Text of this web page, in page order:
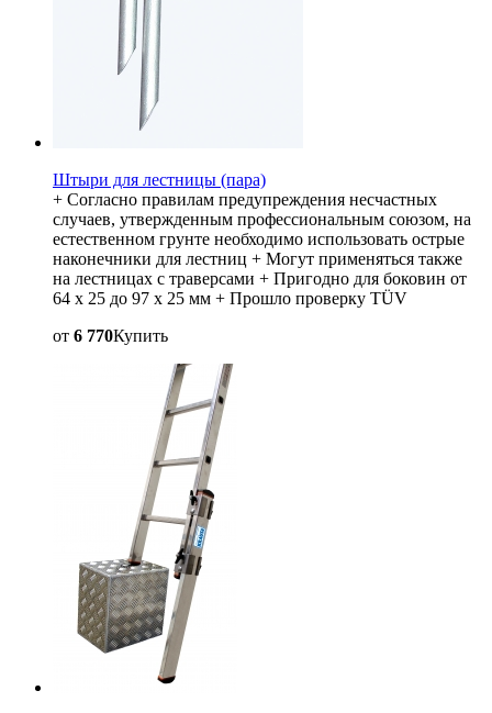
Штыри для лестницы (пара)
+ Согласно правилам предупреждения несчастных
случаев, утвержденным профессиональным союзом, на
естественном грунте необходимо использовать острые
наконечники для лестниц + Могут применяться также
на лестницах с траверсами + Пригодно для боковин от
64 x 25 до 97 x 25 мм + Прошло проверку TÜV
от 6 770Купить